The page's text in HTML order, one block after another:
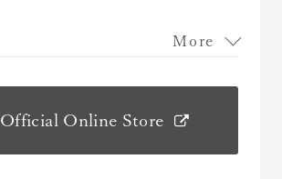
More
Official Online Store